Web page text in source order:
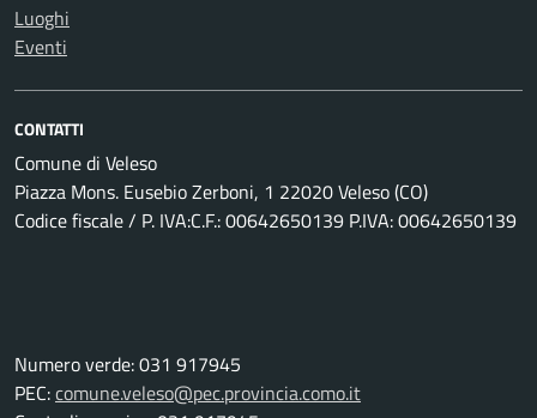
Luoghi
Eventi
CONTATTI
Comune di Veleso
Piazza Mons. Eusebio Zerboni, 1 22020 Veleso (CO)
Codice fiscale / P. IVA:C.F.: 00642650139 P.IVA: 00642650139
Numero verde: 031 917945
PEC:comune.veleso@pec.provincia.como.it